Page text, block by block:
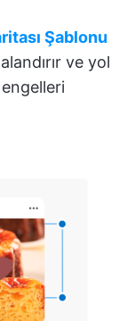
Şablonu
ve yol